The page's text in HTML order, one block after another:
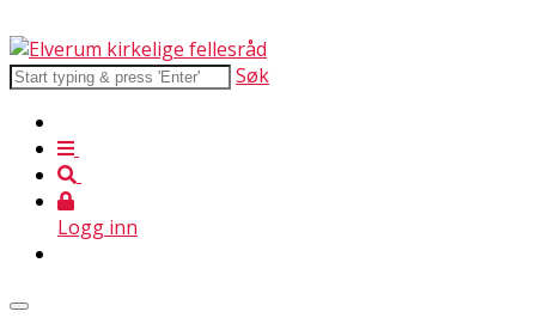
Søk
Logg inn